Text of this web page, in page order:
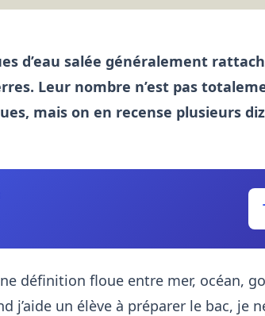
d’eau salée généralement
Leur nombre n’est pas
mais on en recense plusieurs
définition floue entre mer, océan,
j’aide un élève à préparer le bac, je